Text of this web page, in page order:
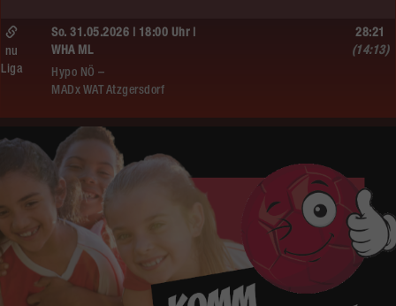
So. 31.05.2026 | 18:00 Uhr |
WHA ML
Hypo NÖ –
MADx WAT Atzgersdorf
nu
Liga
28:21
(14:13)